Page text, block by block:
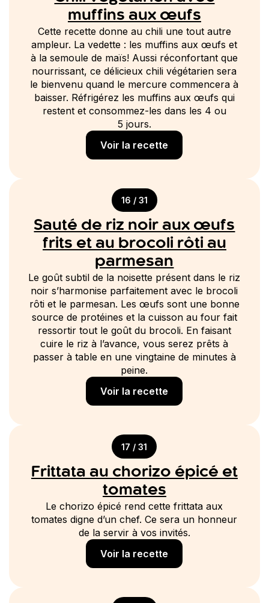
muffins aux œufs
Cette recette donne au chili une tout autre
ampleur. La vedette : les muffins aux œufs et
à la semoule de maïs! Aussi réconfortant que
nourrissant, ce délicieux chili végétarien sera
le bienvenu quand le mercure commencera à
baisser. Réfrigérez les muffins aux œufs qui
restent et consommez-les dans les 4 ou
5 jours.
Voir la recette
16 / 31
Sauté de riz noir aux œufs
frits et au brocoli rôti au
parmesan
Le goût subtil de la noisette présent dans le riz
noir s’harmonise parfaitement avec le brocoli
rôti et le parmesan. Les œufs sont une bonne
source de protéines et la cuisson au four fait
ressortir tout le goût du brocoli. En faisant
cuire le riz à l’avance, vous serez prêts à
passer à table en une vingtaine de minutes à
peine.
Voir la recette
17 / 31
Frittata au chorizo épicé et
tomates
Le chorizo épicé rend cette frittata aux
tomates digne d’un chef. Ce sera un honneur
de la servir à vos invités.
Voir la recette